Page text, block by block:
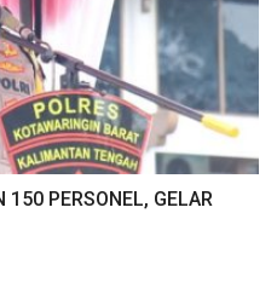
150 PERSONEL, GELAR